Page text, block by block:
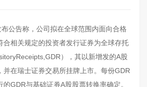
公告称，公司拟在全球范围内面向合格
合相关规定的投资者发行证券为全球存托
），其以新增发的A股
并在瑞士证券交易所挂牌上市。每份GDR
GDR与基础证券A股股票转换率确定。